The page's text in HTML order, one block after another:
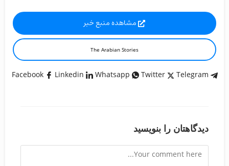
مشاهده منبع خبر
The Arabian Stories
Twitter
Facebook
دیدگاهتان را بنویسید